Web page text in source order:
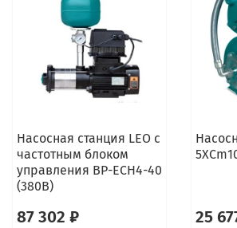
Насосная станция LEO с
частотным блоком
управления BP-ECH4-40
(380В)
87 302 ₽ 25